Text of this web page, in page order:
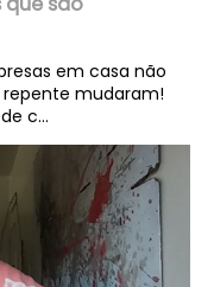
em casa não
mudaram!
c...